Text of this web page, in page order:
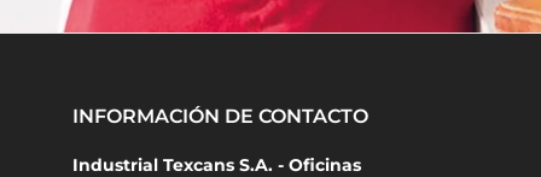
INFORMACIÓN DE CONTACTO
Industrial Texcans S.A. - Oficinas